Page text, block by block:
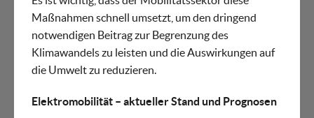
Maßnahmen schnell umsetzt, um den dringend
notwendigen Beitrag zur Begrenzung des
Klimawandels zu leisten und die Auswirkungen auf
die Umwelt zu reduzieren.
Elektromobilität – aktueller Stand und Prognosen